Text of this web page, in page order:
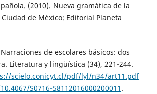
(2010). Nueva gramática de la
de México: Editorial Planeta
de escolares básicos: dos
Literatura y lingüística (34), 221-244.
scielo.conicyt.cl/pdf/lyl/n34/art11.pdf
S0716-58112016000200011 .